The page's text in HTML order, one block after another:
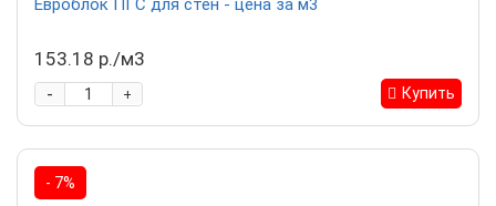
Евроблок ПГС для стен - цена за м3
153.18 р./м3
+
- Купить
- 7%